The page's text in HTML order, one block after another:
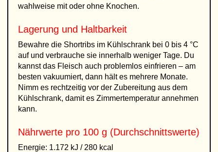
wahlweise mit oder ohne Knochen.
Lagerung und Haltbarkeit
Bewahre die Shortribs im Kühlschrank bei 0 bis 4 °C
auf und verbrauche sie innerhalb weniger Tage. Du
kannst das Fleisch auch problemlos einfrieren – am
besten vakuumiert, dann hält es mehrere Monate.
Nimm es rechtzeitig vor der Zubereitung aus dem
Kühlschrank, damit es Zimmertemperatur annehmen
kann.
Nährwerte pro 100 g (Durchschnittswerte)
Energie: 1.172 kJ / 280 kcal